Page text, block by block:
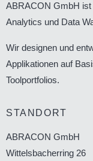
ABRACON GmbH ist
Analytics und Data
Wir designen und
Applikationen auf
Toolportfolios.
STANDORT
ABRACON GmbH
Wittelsbacherring 26